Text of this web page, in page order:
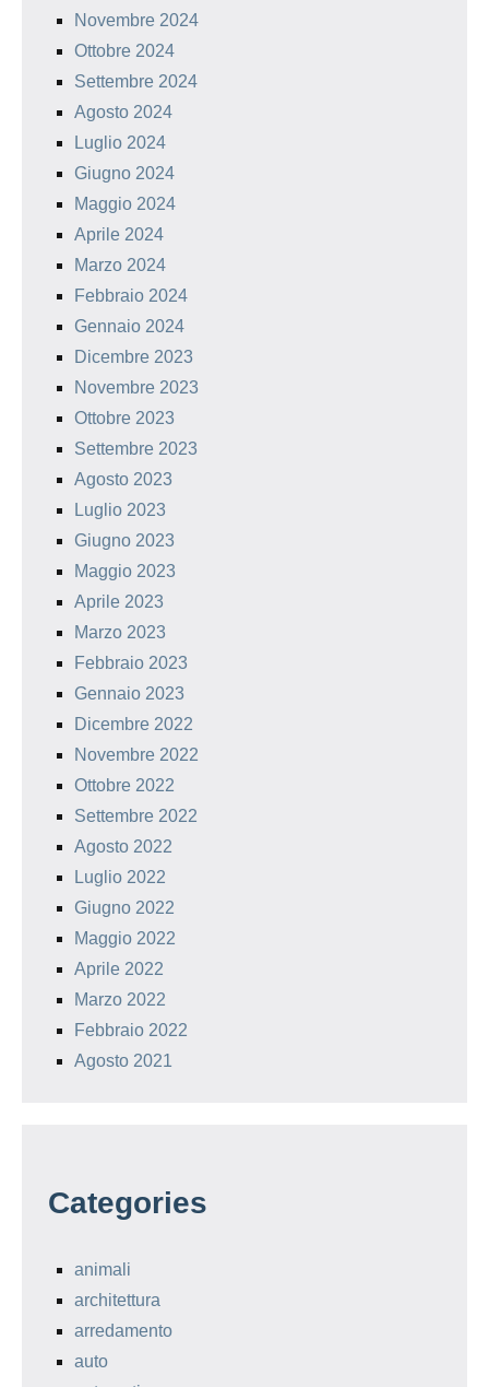
Novembre 2024
Ottobre 2024
Settembre 2024
Agosto 2024
Luglio 2024
Giugno 2024
Maggio 2024
Aprile 2024
Marzo 2024
Febbraio 2024
Gennaio 2024
Dicembre 2023
Novembre 2023
Ottobre 2023
Settembre 2023
Agosto 2023
Luglio 2023
Giugno 2023
Maggio 2023
Aprile 2023
Marzo 2023
Febbraio 2023
Gennaio 2023
Dicembre 2022
Novembre 2022
Ottobre 2022
Settembre 2022
Agosto 2022
Luglio 2022
Giugno 2022
Maggio 2022
Aprile 2022
Marzo 2022
Febbraio 2022
Agosto 2021
Categories
animali
architettura
arredamento
auto